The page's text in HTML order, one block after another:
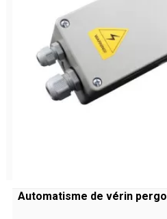
Automatisme de vérin